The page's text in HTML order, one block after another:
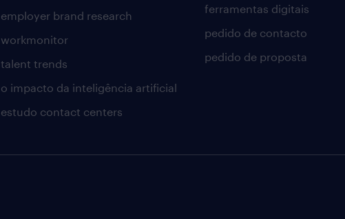
employer brand research
workmonitor
talent trends
o impacto da inteligência artificial
estudo contact centers
ferramentas digitais
pedido de contacto
pedido de proposta